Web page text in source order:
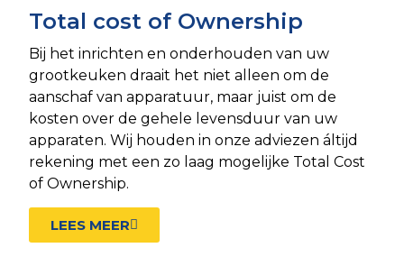
Total cost of Ownership
Bij het inrichten en onderhouden van uw
grootkeuken draait het niet alleen om de
aanschaf van apparatuur, maar juist om de
kosten over de gehele levensduur van uw
apparaten. Wij houden in onze adviezen áltijd
rekening met een zo laag mogelijke Total Cost
of Ownership.
LEES MEER